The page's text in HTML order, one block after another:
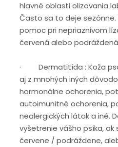
hlavné oblasti olizovania
Často sa to deje
pomoc pri nepriaznivom
červená alebo
· Dermatitída : Koža
aj z mnohých iných
hormonálne ochorenia,
autoimunitné ochorenia,
nealergických látok a iné.
vyšetrenie vášho psíka, ak
červene / podráždene,